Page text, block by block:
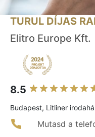
TURUL DÍJAS
Elitro Europe Kft.
8.5
Budapest, Litliner
Mutasd a